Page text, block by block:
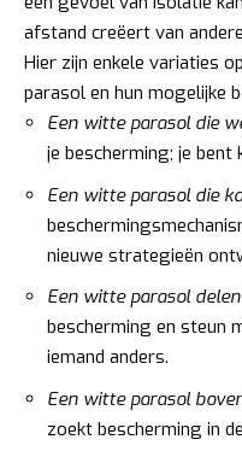
afstand creëert van
Hier zijn enkele variaties
parasol en hun mogelijke
Een witte parasol die
je bescherming; je bent
Een witte parasol die
nieuwe strategieën
Een witte parasol
bescherming en steun
iemand anders.
Een witte parasol
zoekt bescherming in